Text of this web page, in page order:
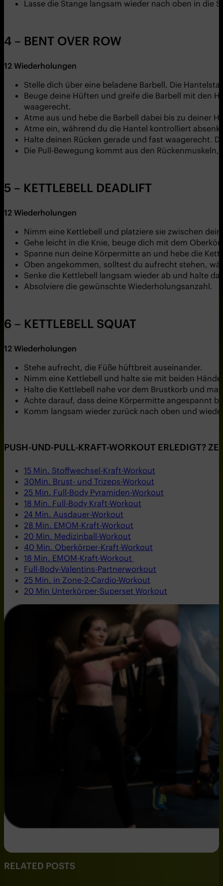
Lasse die Stange langsam wieder nach oben in die
4 – BENT OVER ROW
12 Wiederholungen
Stelle dich über eine beladene Barbell. Die
Beuge deine Hüften und greife die Barbell mit den
waagerecht.
Atme aus und hebe die Barbell dabei bis zu deiner
Atme ein, während du die Hantel kontrolliert
Halte deinen Rücken gerade und fast waagerecht.
Die Pull-Bewegung kommt aus den
5 – KETTLEBELL DEADLIFT
12 Wiederholungen
Nimm eine Kettlebell und platziere sie zwischen
Gehe leicht in die Knie, beuge dich mit dem
Spanne nun deine Körpermitte an und hebe die
Oben angekommen, solltest du aufrecht stehen,
Senke die Kettlebell langsam wieder ab und halte
Absolviere die gewünschte Wiederholungsanzahl.
6 – KETTLEBELL SQUAT
12 Wiederholungen
Stehe aufrecht, die Füße hüftbreit auseinander.
Nimm eine Kettlebell und halte sie mit beiden
Halte die Kettlebell nahe vor dem Brustkorb und
Achte darauf, dass deine Körpermitte angespannt
Komm langsam wieder zurück nach oben und
PUSH-UND-PULL-KRAFT-WORKOUT ERLEDIGT?
15 Min. Stoffwechsel-Kraft-Workout
30Min. Brust- und Trizeps-Workout
25 Min. Full-Body Pyramiden-Workout
18 Min. Full-Body Kraft-Workout
24 Min. Ausdauer-Workout
28 Min. EMOM-Kraft-Workout
20 Min. Medizinball-Workout
40 Min. Oberkörper-Kraft-Workout
18 Min. EMOM-Kraft-Workout
Full-Body-Valentins-Partnerworkout
25 Min. in Zone-2-Cardio-Workout
20 Min Unterkörper-Superset Workout
RELATED POSTS